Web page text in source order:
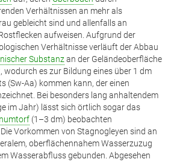
Verhältnissen an mehr als
gebleicht sind und allenfalls an
aufweisen. Aufgrund der
Verhältnisse verläuft der Abbau
Substanzan der Geländeoberfläche
wodurch es zur Bildung eines über 1 dm
(Sw-Aa) kommen kann, der einen
Bei besonders lang anhaltendem
im Jahr) lässt sich örtlich sogar das
(1–3 dm) beobachten
Vorkommen von Stagnogleyen sind an
oberflächennahem Wasserzuzug
Wasserabfluss gebunden. Abgesehen